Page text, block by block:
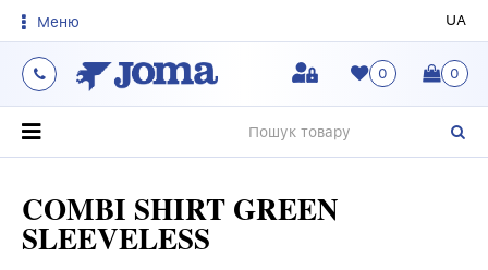
Меню UA
0
0
COMBI SHIRT GREEN
SLEEVELESS